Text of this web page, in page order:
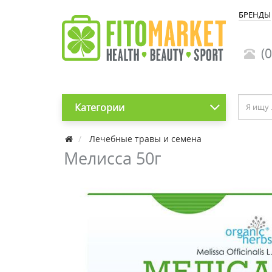
БРЕНДЫ
Категории
Лечебные травы и семена
Мелисса 50г